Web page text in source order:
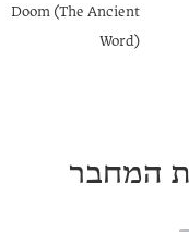
Doom (The Ancient
Word)
המחבר